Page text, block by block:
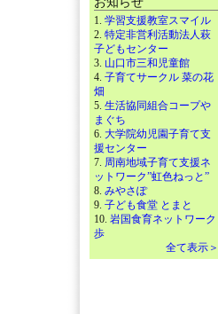
1. 学習支援教室スマイル
2. 特定非営利活動法人萩
子どもセンター
3. 山口市三和児童館
4. 子育てサークル 菜の花
畑
5. 生活協同組合コープや
まぐち
6. 大学院幼児園子育て支
援センター
7. 周南地域子育て支援ネ
ットワーク”虹色ねっと”
8. みやさぽ
9. 子ども食堂 とまと
10. 岩国食育ネットワーク
歩
全て表示＞